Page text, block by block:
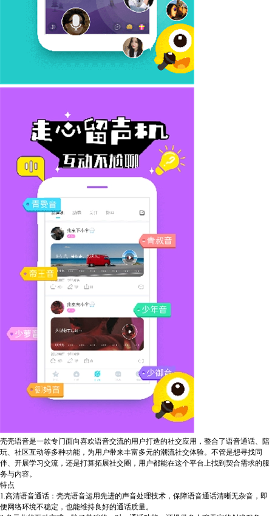
壳壳语音是一款专门面向喜欢语音交流的用户打造的社交应用，整合了语音通话、陪
玩、社区互动等多种功能，为用户带来丰富多元的潮流社交体验。不管是想寻找同
伴、开展学习交流，还是打算拓展社交圈，用户都能在这个平台上找到契合需求的服
务与内容。
特点
1.高清语音通话：壳壳语音运用先进的声音处理技术，保障语音通话清晰无杂音，即
便网络环境不稳定，也能维持良好的通话质量。